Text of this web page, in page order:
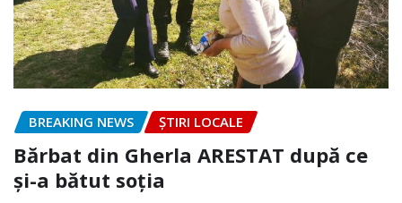
BREAKING NEWS ȘTIRI LOCALE
Bărbat din Gherla ARESTAT după ce
și-a bătut soția